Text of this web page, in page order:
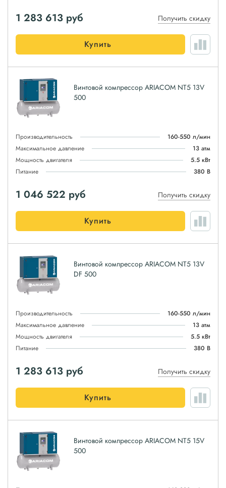
1 283 613 руб Получить скидку
Купить
Винтовой компрессор ARIACOM NT5 13V
500
Производительность
160-550 л/мин
Максимальное давление
13 атм
Мощность двигателя
5.5 кВт
Питание
380 В
1 046 522 руб Получить скидку
Купить
Винтовой компрессор ARIACOM NT5 13V
DF 500
Производительность
160-550 л/мин
Максимальное давление
13 атм
Мощность двигателя
5.5 кВт
Питание
380 В
1 283 613 руб Получить скидку
Купить
Винтовой компрессор ARIACOM NT5 15V
500